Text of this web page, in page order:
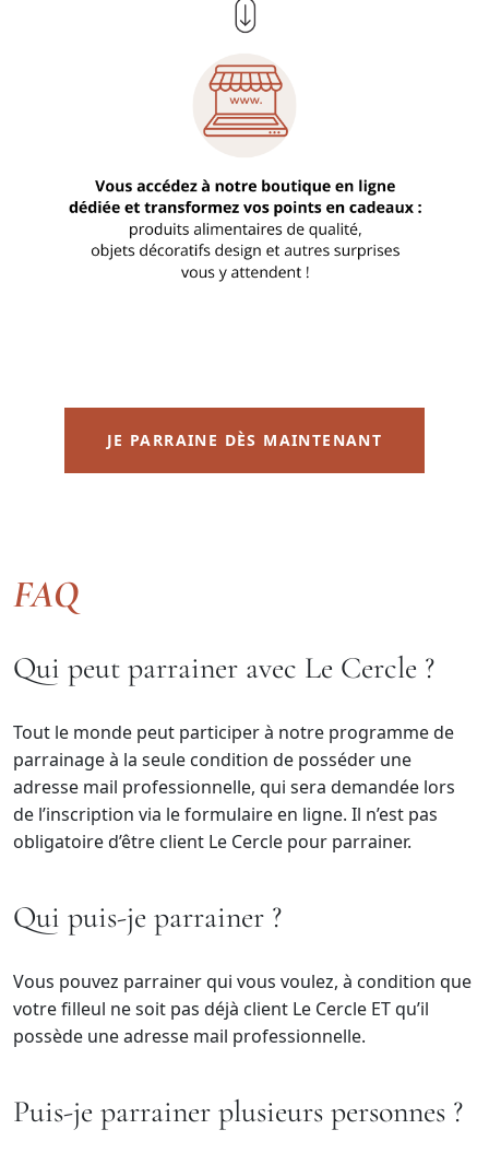
JE PARRAINE DÈS MAINTENANT
FAQ
Qui peut parrainer avec Le Cercle ?
Tout le monde peut participer à notre programme de
parrainage à la seule condition de posséder une
adresse mail professionnelle, qui sera demandée lors
de l’inscription via le formulaire en ligne. Il n’est pas
obligatoire d’être client Le Cercle pour parrainer.
Qui puis-je parrainer ?
Vous pouvez parrainer qui vous voulez, à condition que
votre filleul ne soit pas déjà client Le Cercle ET qu’il
possède une adresse mail professionnelle.
Puis-je parrainer plusieurs personnes ?